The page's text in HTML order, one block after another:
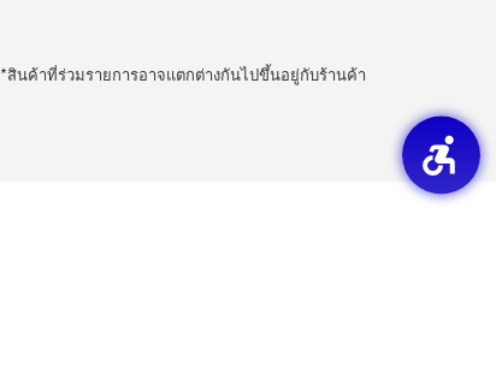
*สินค้าที่ร่วมรายการอาจแตกต่างกันไปขึ้นอยู่กับร้านค้า